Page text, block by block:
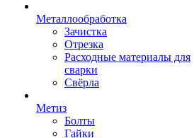
Металлообработка
Зачистка
Отрезка
Расходные материалы для
сварки
Свёрла
Метиз
Болты
Гайки